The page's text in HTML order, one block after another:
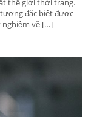
thế giới thời trang.
đặc biệt được
nghiệm về […]